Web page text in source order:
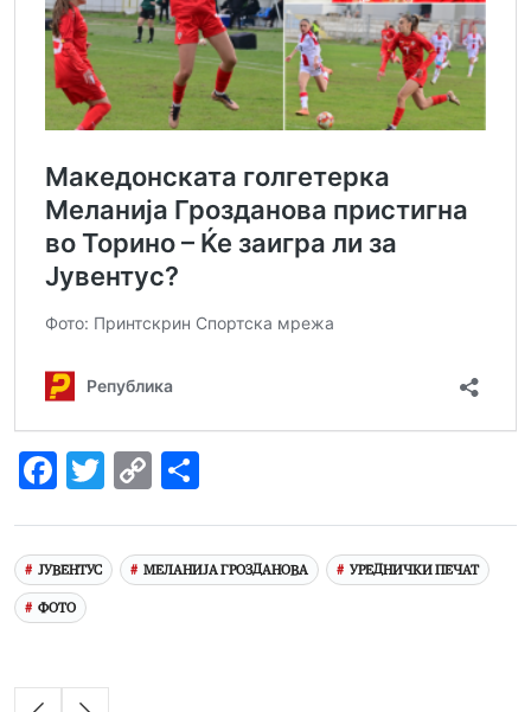
Facebook
Twitter
Copy
ЈУВЕНТУС МЕЛАНИЈА ГРОЗДАНОВА УРЕДНИЧКИ ПЕЧАТ
ФОТО